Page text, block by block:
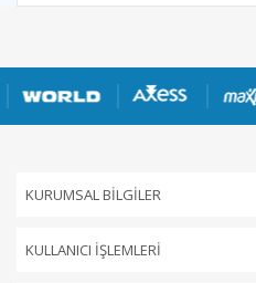
KURUMSAL BİLGİLER
KULLANICI İŞLEMLERİ